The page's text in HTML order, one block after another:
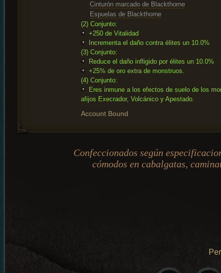
Cinturón marcado de Blackthorne
Espuelas de Blackthorne
(2) Conjunto:
+250 de Vitalidad
Incrementa el daño contra élites un 10.0%
(3) Conjunto:
Reduce el daño infligido por élites un 10.0%
+25% de oro extra de monstruos.
(4) Conjunto:
Eres inmune a los efectos de suelo de los
afijos Execrador, Volcánico y Apestado.
Account Bound
Confeccionados según
cómodos en cabalgatas,